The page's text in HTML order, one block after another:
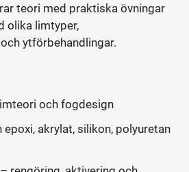
teori med praktiska övningar
olika limtyper,
ytförbehandlingar.
och fogdesign
epoxi, akrylat, silikon, polyuretan